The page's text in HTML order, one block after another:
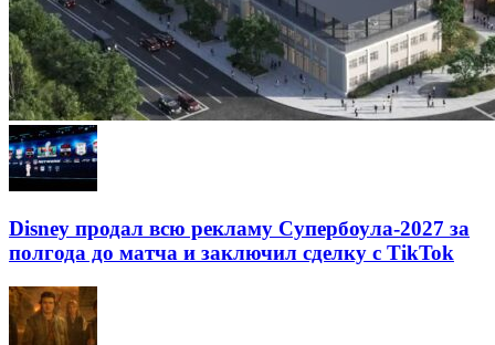
Disney продал всю рекламу Супербоула-2027 за
полгода до матча и заключил сделку с TikTok